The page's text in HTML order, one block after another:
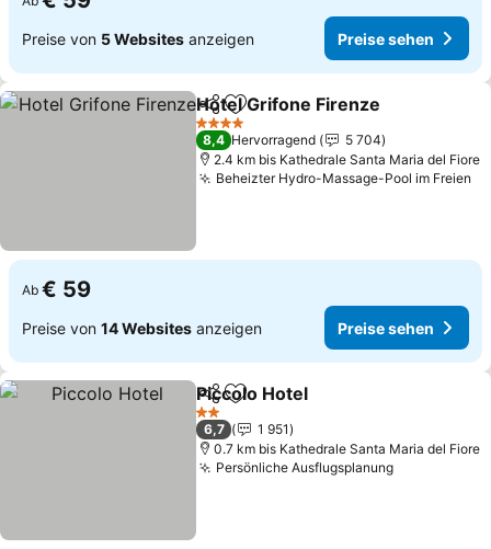
Preise von 5 Websites anzeigen Preise sehen
TeilenZu Favoriten hinzufügen
Hotel Grifone Firenze
4 Sterne
8,4 Hervorragend
5 704
2.4 km bis Kathedrale Santa Maria del Fiore
Beheizter Hydro-Massage-Pool im Freien
Ab € 59
Preise von 14 Websites anzeigen Preise sehen
TeilenZu Favoriten hinzufügen
Piccolo Hotel
2 Sterne
6,7
1 951
0.7 km bis Kathedrale Santa Maria del Fiore
Persönliche Ausflugsplanung